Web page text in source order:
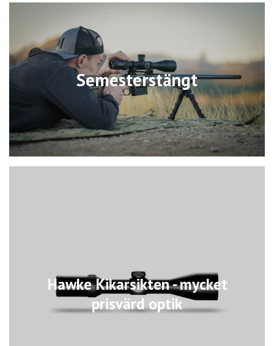
Semesterstängt
Hawke Kikarsikten - mycket
prisvärd optik